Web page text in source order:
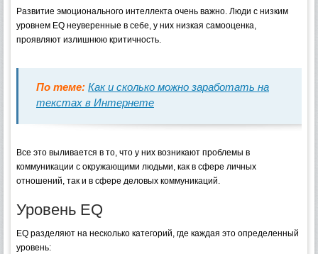
Развитие эмоционального интеллекта очень важно. Люди с низким
уровнем EQ неуверенные в себе, у них низкая самооценка,
проявляют излишнюю критичность.
По теме: Как и сколько можно заработать на
текстах в Интернете
Все это выливается в то, что у них возникают проблемы в
коммуникации с окружающими людьми, как в сфере личных
отношений, так и в сфере деловых коммуникаций.
Уровень EQ
EQ разделяют на несколько категорий, где каждая это определенный
уровень: